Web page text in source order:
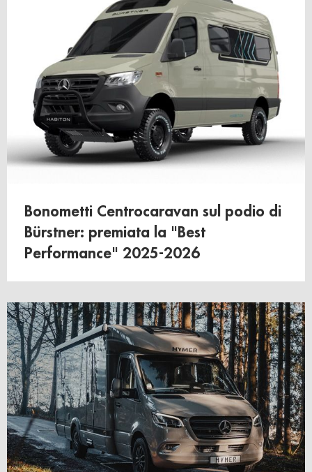
Bonometti Centrocaravan sul podio di
Bürstner: premiata la "Best
Performance" 2025-2026